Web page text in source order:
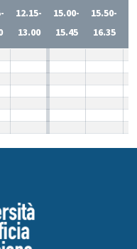
12.15-
13.00
15.00-
15.45
15.50-
16.35